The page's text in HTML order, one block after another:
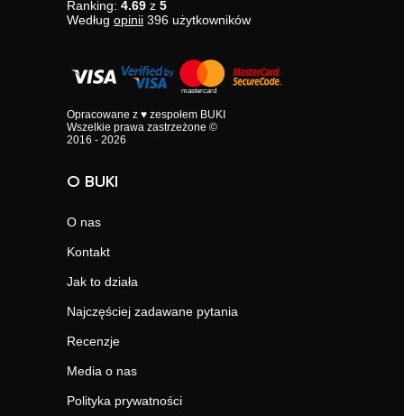
Ranking: 4.69 z 5
Według opinii 396 użytkowników
Opracowane z ♥ zespołem BUKI
Wszelkie prawa zastrzeżone ©
2016 - 2026
O BUKI
O nas
Kontakt
Jak to działa
Najczęściej zadawane pytania
Recenzje
Media o nas
Polityka prywatności